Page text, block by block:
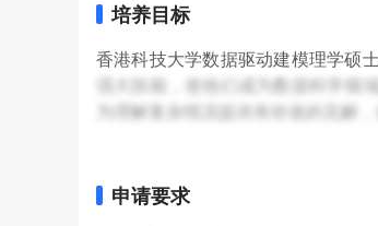
培养目标
香港科技大学数据驱动建模理学硕
强大技能，使他们成为数据科学领
为理解复杂情况提供有价值的见解
申请要求